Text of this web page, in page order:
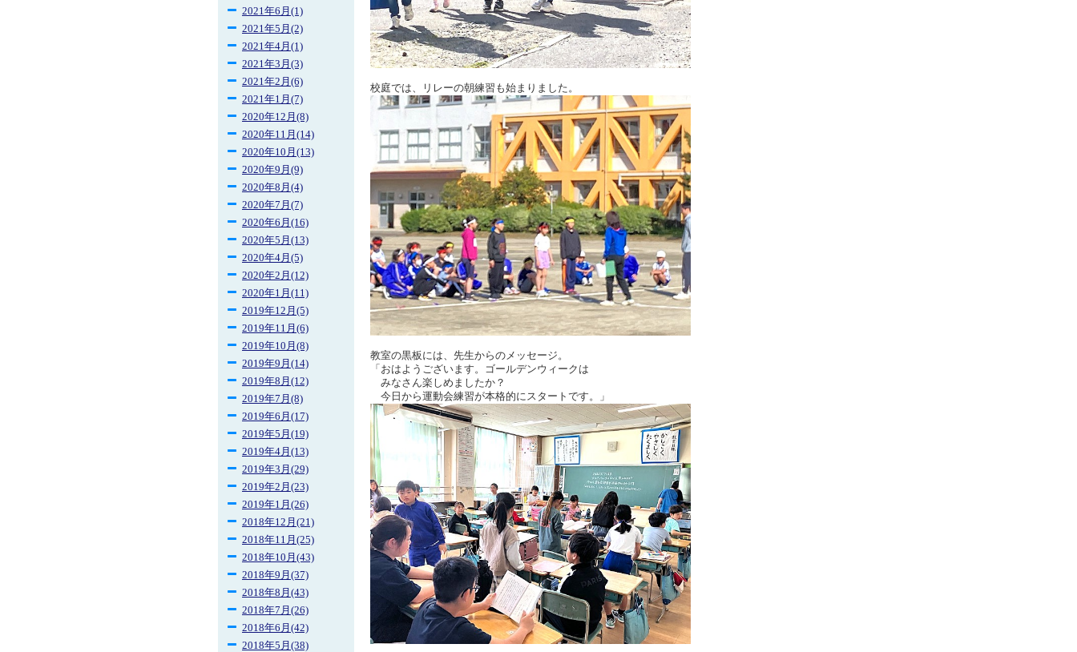
2021年6月(1)
2021年5月(2)
2021年4月(1)
2021年3月(3)
2021年2月(6)
2021年1月(7)
2020年12月(8)
2020年11月(14)
2020年10月(13)
2020年9月(9)
2020年8月(4)
2020年7月(7)
2020年6月(16)
2020年5月(13)
2020年4月(5)
2020年2月(12)
2020年1月(11)
2019年12月(5)
2019年11月(6)
2019年10月(8)
2019年9月(14)
2019年8月(12)
2019年7月(8)
2019年6月(17)
2019年5月(19)
2019年4月(13)
2019年3月(29)
2019年2月(23)
2019年1月(26)
2018年12月(21)
2018年11月(25)
2018年10月(43)
2018年9月(37)
2018年8月(43)
2018年7月(26)
2018年6月(42)
2018年5月(38)
校庭では、リレーの朝練習も始まりました。
教室の黒板には、先生からのメッセージ。
「おはようございます。ゴールデンウィークは
みなさん楽しめましたか？
今日から運動会練習が本格的にスタートです。」